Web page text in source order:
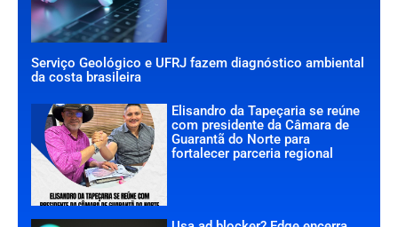
Serviço Geológico e UFRJ fazem diagnóstico ambiental
da costa brasileira
Elisandro da Tapeçaria se reúne
com presidente da Câmara de
Guarantã do Norte para
fortalecer parceria regional